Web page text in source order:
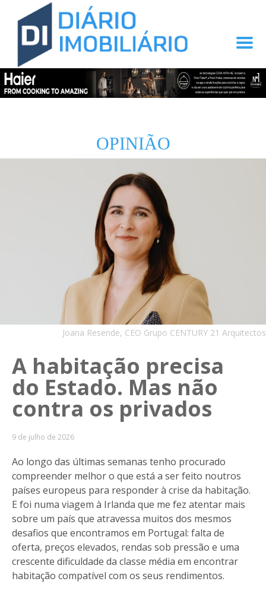
OPINIÃO
Joana Resende, CEO Grupo CENTURY 21 Arquitectos
A habitação precisa
do Estado. Mas não
contra os privados
9 de julho de 2026
Ao longo das últimas semanas tenho procurado
compreender melhor o que está a ser feito noutros
países europeus para responder à crise da habitação.
E foi numa viagem à Irlanda que me fez atentar mais
sobre um país que atravessa muitos dos mesmos
desafios que encontramos em Portugal: falta de
oferta, preços elevados, rendas sob pressão e uma
crescente dificuldade da classe média em encontrar
habitação compatível com os seus rendimentos.